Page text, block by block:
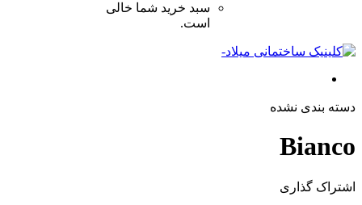
سبد خرید شما خالی
است.
دسته بندی نشده
Bianco
اشتراک ‌گذاری